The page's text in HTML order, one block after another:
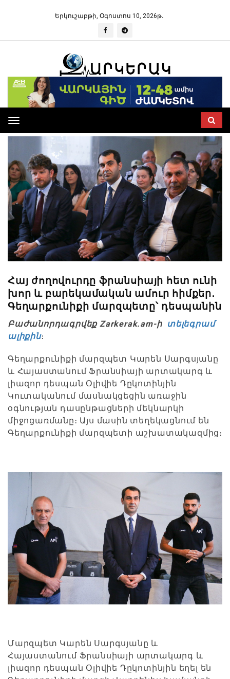
Երկուշաբթի, Օգոստոս 10, 2026թ․
Toggle
navigation
Հայ ժողովուրդը ֆրանսիայի հետ ունի
խոր և բարեկամական ամուր հիմքեր․
Գեղարքունիքի մարզպետը՝ դեսպանին
Բաժանորդագրվեք Zarkerak.am-ի տելեգրամ
ալիքին։
Գեղարքունիքի մարզպետ Կարեն Սարգսյանը
և Հայաստանում Ֆրանսիայի արտակարգ և
լիազոր դեսպան Օլիվիե Դըկոտինյին
Կուտականում մասնակցեցին առաջին
օգնության դասընթացների մեկնարկի
միջոցառմանը։ Այս մասին տեղեկացնում են
Գեղարքունիքի մարզպետի աշխատակազմից։
Մարզպետ Կարեն Սարգսյանը և
Հայաստանում Ֆրանսիայի արտակարգ և
լիազոր դեսպան Օլիվիե Դըկոտինյին եղել են